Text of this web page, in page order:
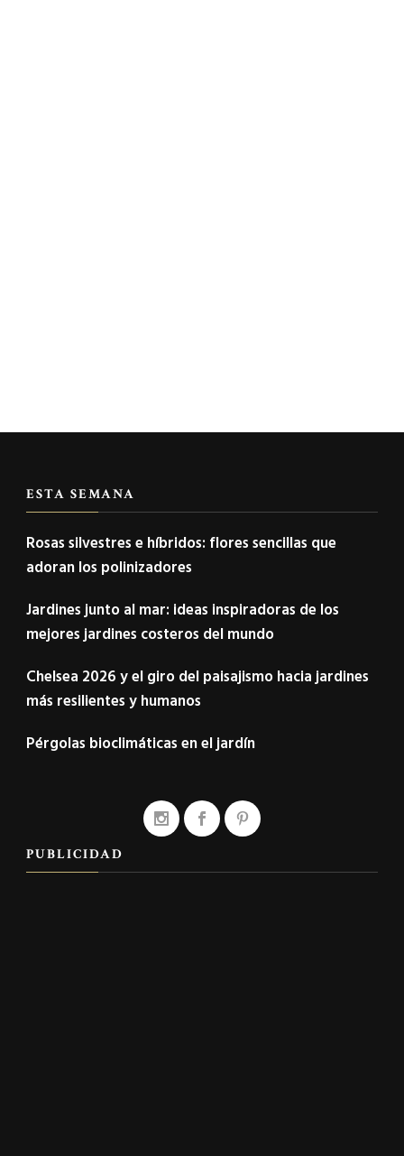
ESTA SEMANA
Rosas silvestres e híbridos: flores sencillas que
adoran los polinizadores
Jardines junto al mar: ideas inspiradoras de los
mejores jardines costeros del mundo
Chelsea 2026 y el giro del paisajismo hacia jardines
más resilientes y humanos
Pérgolas bioclimáticas en el jardín
PUBLICIDAD